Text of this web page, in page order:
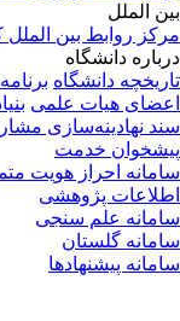
بین الملل
مرکز روابط بین الملل
درباره دانشگاه
تاریخچه دانشگاه
اعضای هیات علمی
سند نهادینه‌سازی
پیشخوان خدمت
سامانه احراز هویت
اطلاعات پژوهشی
سامانه علم سنجی
سامانه گلستان
سامانه پیشنهادها